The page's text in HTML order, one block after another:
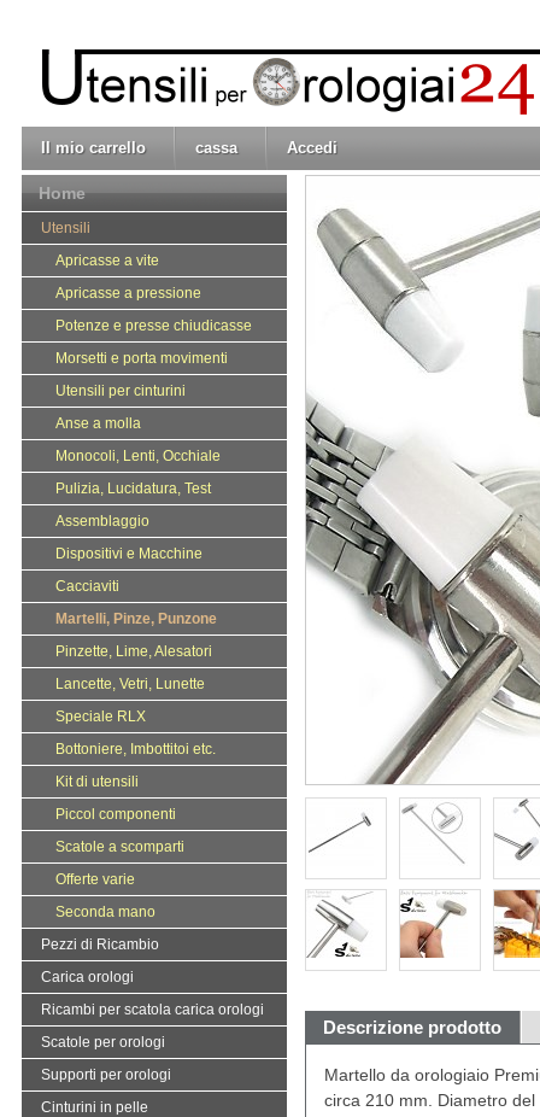
Il mio carrello cassa Accedi
Descrizione prodotto
Martello da orologiaio
circa 210 mm. Diametro
Home
Utensili
Apricasse a vite
Apricasse a pressione
Potenze e presse chiudicasse
Morsetti e porta movimenti
Utensili per cinturini
Anse a molla
Monocoli, Lenti, Occhiale
Pulizia, Lucidatura, Test
Assemblaggio
Dispositivi e Macchine
Cacciaviti
Martelli, Pinze, Punzone
Pinzette, Lime, Alesatori
Lancette, Vetri, Lunette
Speciale RLX
Bottoniere, Imbottitoi etc.
Kit di utensili
Piccol componenti
Scatole a scomparti
Offerte varie
Seconda mano
Pezzi di Ricambio
Carica orologi
Ricambi per scatola carica orologi
Scatole per orologi
Supporti per orologi
Cinturini in pelle